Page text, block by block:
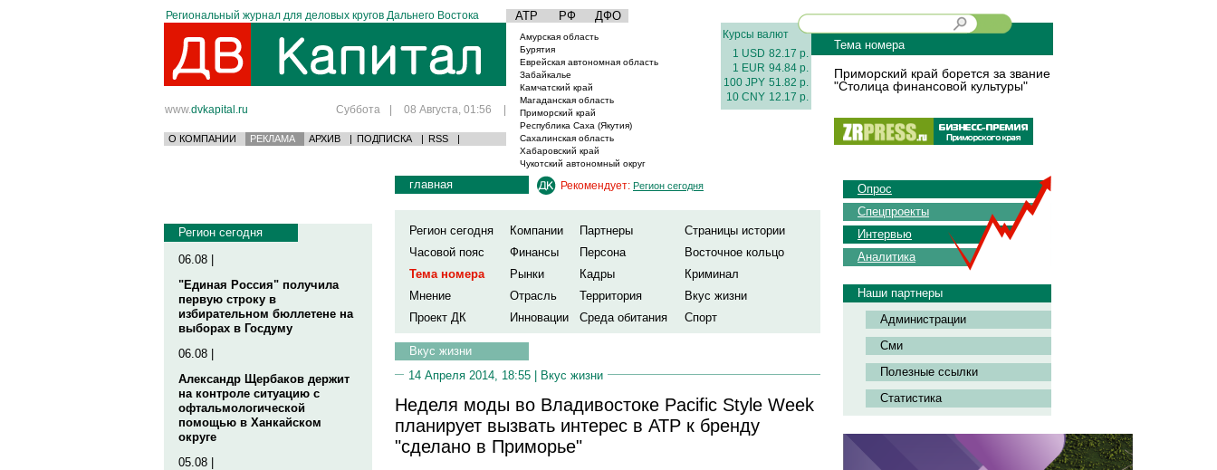
Региональный журнал для деловых кругов Дальнего Востока АТР РФ ДФО
www.dvkapital.ru Суббота | 08 Августа, 01:56 |
О КОМПАНИИ РЕКЛАМА АРХИВ | ПОДПИСКА | RSS |
Амурская область
Бурятия
Еврейская автономная область
Забайкалье
Камчатский край
Магаданская область
Приморский край
Республика Саха (Якутия)
Сахалинская область
Хабаровский край
Чукотский автономный округ
Курсы валют
1 USD 82.17 р.
1 EUR 94.84 р.
100 JPY 51.82 р.
10 CNY 12.17 р.
Тема номера
Приморский край борется за звание
"Столица финансовой культуры"
Регион сегодня
06.08 |
"Единая Россия" получила
первую строку в
избирательном бюллетене на
выборах в Госдуму
06.08 |
Александр Щербаков держит
на контроле ситуацию с
офтальмологической
помощью в Ханкайском
округе
05.08 |
главная Рекомендует: Регион сегодня
Регион сегодня Компании Партнеры
Страницы истории
Часовой пояс
Финансы Персона
Восточное кольцо
Тема номера
Рынки Кадры
Криминал
Мнение
Отрасль Территория
Вкус жизни
Проект ДК
Инновации Среда обитания Спорт
Вкус жизни
14 Апреля 2014, 18:55 | Вкус жизни
Неделя моды во Владивостоке Pacific Style Week
планирует вызвать интерес в АТР к бренду
"сделано в Приморье"
Опрос
Спецпроекты
Интервью
Аналитика
Наши партнеры
Администрации
Сми
Полезные ссылки
Статистика